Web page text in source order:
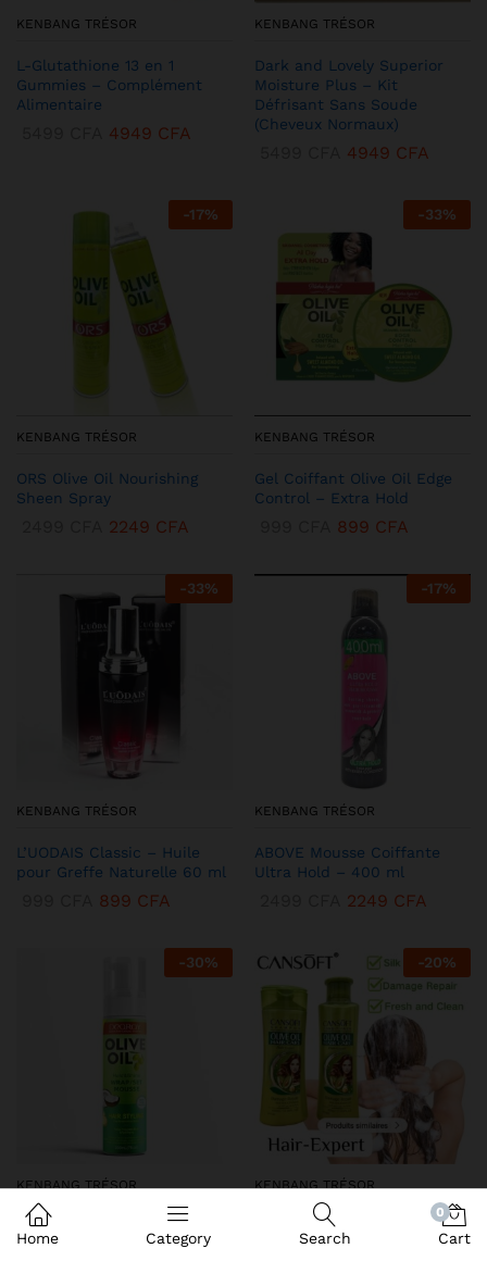
KENBANG TRÉSOR
L-Glutathione 13 en 1
Gummies – Complément
Alimentaire
4949 CFA
KENBANG TRÉSOR
Dark and Lovely Superior
Moisture Plus – Kit
Défrisant Sans Soude
(Cheveux Normaux)
4949 CFA
-17%
KENBANG TRÉSOR
ORS Olive Oil Nourishing
Sheen Spray
2249 CFA
-33%
KENBANG TRÉSOR
Gel Coiffant Olive Oil Edge
Control – Extra Hold
899 CFA
-33%
KENBANG TRÉSOR
L’UODAIS Classic – Huile
pour Greffe Naturelle 60 ml
899 CFA
-17%
KENBANG TRÉSOR
ABOVE Mousse Coiffante
Ultra Hold – 400 ml
2249 CFA
-30%
KENBANG TRÉSOR
DEQROY Olive Oil Mousse
Coiffante – Hold & Shine
-20%
KENBANG TRÉSOR
Duo CANSoft Shampooing &
Après-shampooing à l’Huile
Home Category Search
0
Cart